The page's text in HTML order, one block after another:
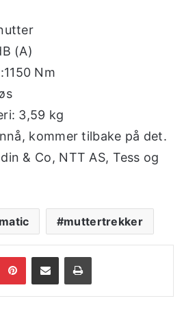
(A)
Nm
3,59 kg
kommer tilbake på det.
& Co, NTT AS, Tess og
muttertrekker
PinterestShare via Email Print